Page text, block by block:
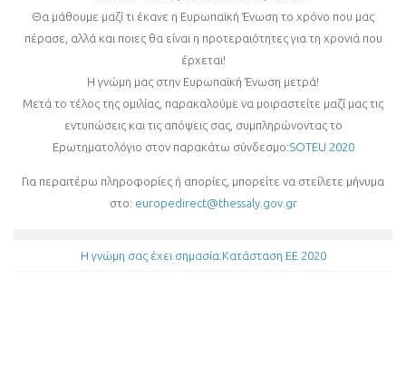
Θα μάθουμε μαζί τι έκανε η Ευρωπαϊκή Ένωση το χρόνο που μας
πέρασε, αλλά και ποιες θα είναι η προτεραιότητες για τη χρονιά που
έρχεται!
Η γνώμη μας στην Ευρωπαϊκή Ένωση μετρά!
Μετά το τέλος της ομιλίας, παρακαλούμε να μοιραστείτε μαζί μας τις
εντυπώσεις και τις απόψεις σας, συμπληρώνοντας το
Ερωτηματολόγιο στον παρακάτω σύνδεσμο:SOTEU 2020
Για περαιτέρω πληροφορίες ή απορίες, μπορείτε να στείλετε μήνυμα
στο: europedirect@thessaly.gov.gr
Η γνώμη σας έχει σημασία:Κατάσταση ΕΕ 2020